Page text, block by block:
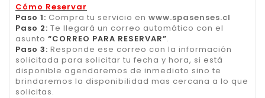
Cómo Reservar
Paso 1: Compra tu servicio en www.spasenses.cl
Paso 2: Te llegará un correo automático con el
asunto “CORREO PARA RESERVAR”.
Paso 3: Responde ese correo con la información
solicitada para solicitar tu fecha y hora, si está
disponible agendaremos de inmediato sino te
brindaremos la disponibilidad mas cercana a lo que
solicitas.